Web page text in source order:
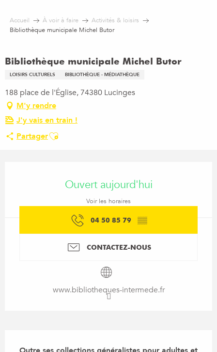
contenu
Accueil À voir à faire
Activités & loisirs
Bibliothèque municipale Michel Butor
Bibliothèque municipale Michel Butor
LOISIRS CULTURELS BIBLIOTHÈQUE - MÉDIATHÈQUE
188 place de l'Église, 74380 Lucinges
M'y rendre
J'y vais en train !
PartagerAjouter aux favoris
Ouvert aujourd'hui
Voir les horaires
04 50 85 79 ▒▒
CONTACTEZ-NOUS
www.bibliotheques-intermede.fr